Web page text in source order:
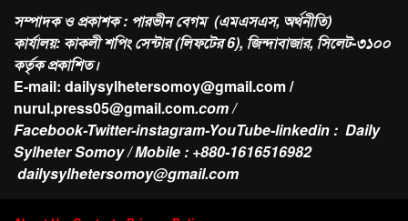
সম্পাদক ও প্রকাশক : পারভীন বেগম (এমএসএস, অর্থনীতি)
কার্যালয়: কাকলী শপিং সেন্টার (লিফটের 6), জিন্দাবাজার, সিলেট-৩১০০
কর্তৃক প্রকাশিত।
E-mail: dailysylhetersomoy@gmail.com /
nurul.press05@gmail.com.com /
Facebook-Twitter-instagram-YouTube-linkedin : Daily
Sylheter Somoy / Mobile : +880-1616516982
dailysylhetersomoy@gmail.com